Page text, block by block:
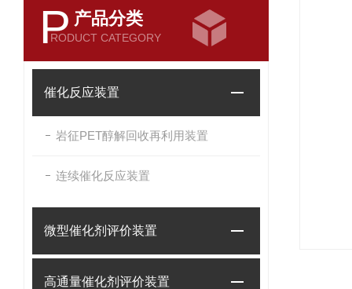
P 产品分类
RODUCT CATEGORY
催化反应装置
岩征PET醇解回收再利用装置
连续催化反应装置
微型催化剂评价装置
高通量催化剂评价装置